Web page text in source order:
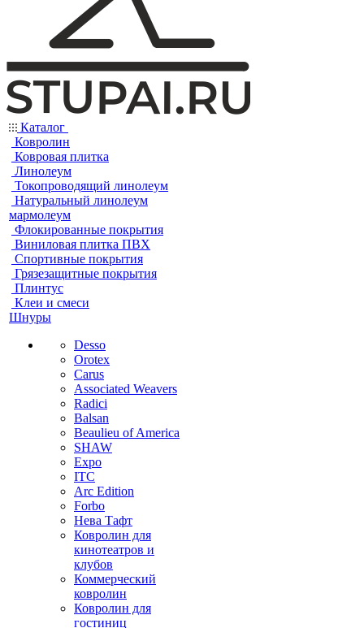
Каталог
Ковролин
Ковровая плитка
Линолеум
Токопроводящий линолеум
Натуральный линолеум
мармолеум
Флокированные покрытия
Виниловая плитка ПВХ
Спортивные покрытия
Грязезащитные покрытия
Плинтус
Клеи и смеси
Шнуры
Desso
Orotex
Carus
Associated Weavers
Radici
Balsan
Beaulieu of America
SHAW
Expo
ITC
Arc Edition
Forbo
Нева Тафт
Ковролин для
кинотеатров и
клубов
Коммерческий
ковролин
Ковролин для
гостиниц